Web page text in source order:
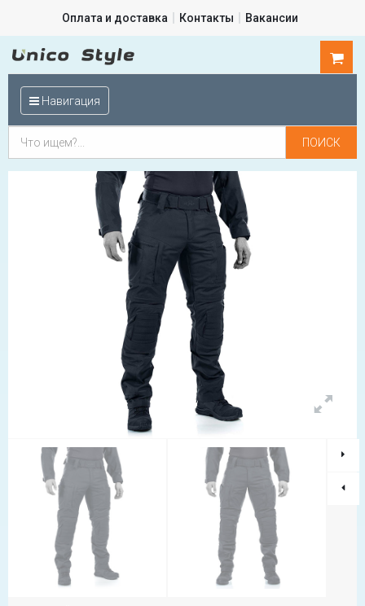
Оплата и доставка Контакты Вакансии
Навигация